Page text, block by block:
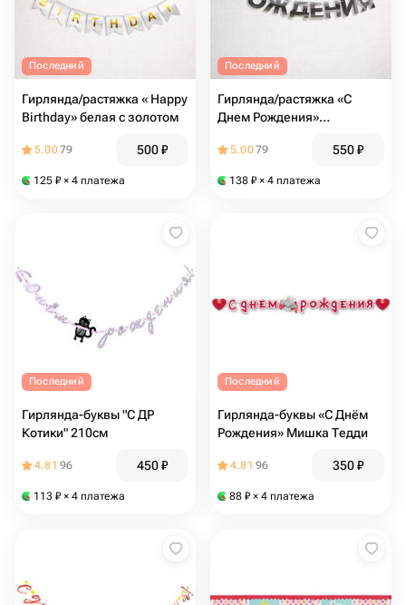
Последний
Гирлянда/растяжка « Happy
Birthday» белая с золотом
5.0079 500₽
125 ₽ × 4 платежа
Последний
Гирлянда/растяжка «С
Днем Рождения»
5.0079 550₽
138 ₽ × 4 платежа
Последний
Гирлянда-буквы "С ДР
Котики" 210см
4.81 96 450₽
113 ₽ × 4 платежа
Последний
Гирлянда-буквы «С Днём
Рождения» Мишка Тедди
4.81 96 350₽
88 ₽ × 4 платежа